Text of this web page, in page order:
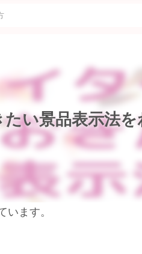
い景品表示法
います。